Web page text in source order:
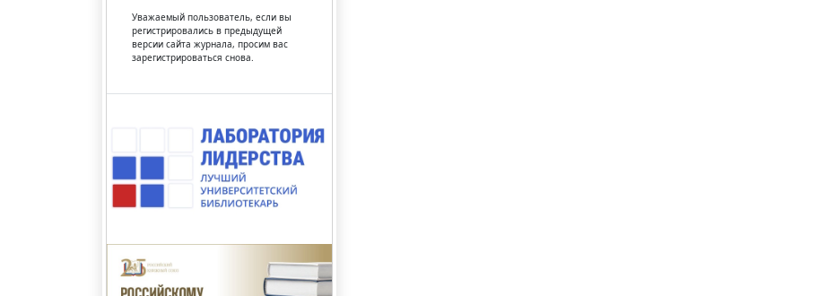
Уважаемый пользователь, если вы
регистрировались в предыдущей
версии сайта журнала, просим вас
зарегистрироваться снова.